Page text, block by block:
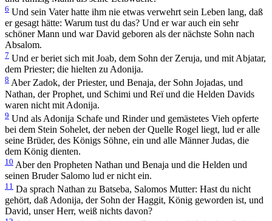
6 Und sein Vater hatte ihm nie etwas verwehrt sein Leben lang, daß
er gesagt hätte: Warum tust du das? Und er war auch ein sehr
schöner Mann und war David geboren als der nächste Sohn nach
Absalom.
7 Und er beriet sich mit Joab, dem Sohn der Zeruja, und mit Abjatar,
dem Priester; die hielten zu Adonija.
8 Aber Zadok, der Priester, und Benaja, der Sohn Jojadas, und
Nathan, der Prophet, und Schimi und Reï und die Helden Davids
waren nicht mit Adonija.
9 Und als Adonija Schafe und Rinder und gemästetes Vieh opferte
bei dem Stein Sohelet, der neben der Quelle Rogel liegt, lud er alle
seine Brüder, des Königs Söhne, ein und alle Männer Judas, die
dem König dienten.
10 Aber den Propheten Nathan und Benaja und die Helden und
seinen Bruder Salomo lud er nicht ein.
11 Da sprach Nathan zu Batseba, Salomos Mutter: Hast du nicht
gehört, daß Adonija, der Sohn der Haggit, König geworden ist, und
David, unser Herr, weiß nichts davon?